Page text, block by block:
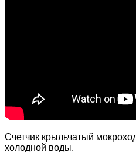
Счетчик крыльчатый
холодной воды.